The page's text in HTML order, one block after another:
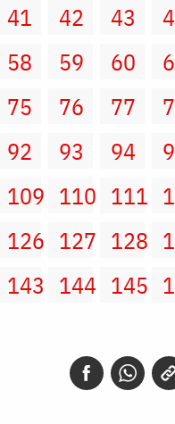
41 42 43
58 59 60
75 76 77
92 93 94
109 110 111
126 127 128
143 144 145